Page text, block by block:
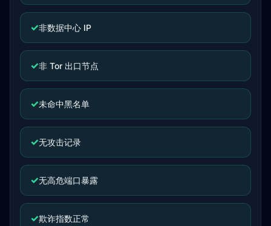
✓非数据中心 IP
✓非 Tor 出口节点
✓未命中黑名单
✓无攻击记录
✓无高危端口暴露
✓欺诈指数正常